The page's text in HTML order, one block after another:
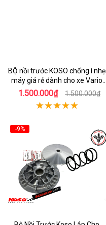
BỘ nồi trước KOSO chống ì nhẹ
máy giá rẻ dành cho xe Vario
160
1.500.000₫ 1.500.000₫
-9%